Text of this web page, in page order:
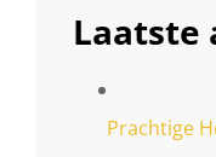
Laatste
Prachtige